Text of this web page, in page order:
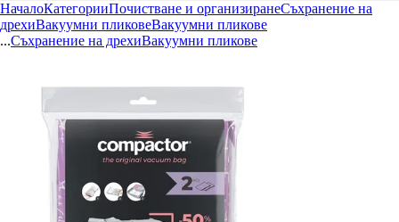
НачалоКатегорииПочистване и организиранеСъхранение на
дрехиВакуумни пликовеВакуумни пликове
...Съхранение на дрехиВакуумни пликове